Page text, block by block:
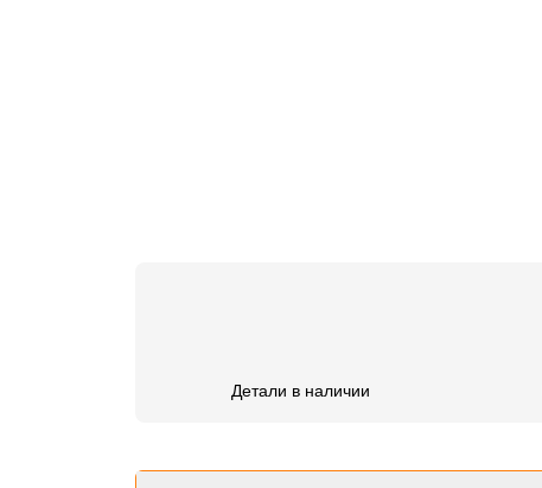
Детали в наличии